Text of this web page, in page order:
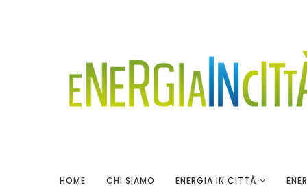
HOME CHI SIAMO ENERGIA IN CITTÀ